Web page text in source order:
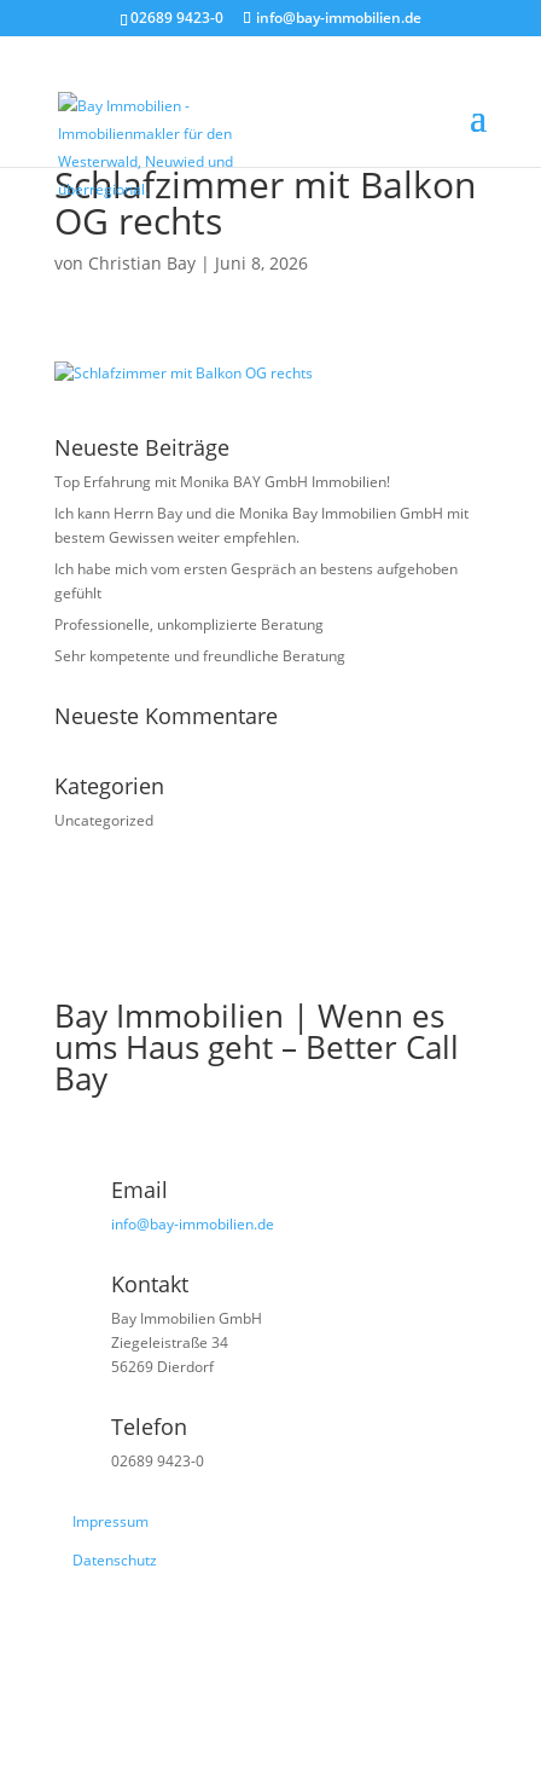
02689 9423-0 info@bay-immobilien.de
Schlafzimmer mit Balkon
OG rechts
von Christian Bay| Juni 8, 2026
Neueste Beiträge
Top Erfahrung mit Monika BAY GmbH Immobilien!
Ich kann Herrn Bay und die Monika Bay Immobilien GmbH mit
bestem Gewissen weiter empfehlen.
Ich habe mich vom ersten Gespräch an bestens aufgehoben
gefühlt
Professionelle, unkomplizierte Beratung
Sehr kompetente und freundliche Beratung
Neueste Kommentare
Kategorien
Uncategorized
Bay Immobilien | Wenn es
ums Haus geht – Better Call
Bay
Email
info@bay-immobilien.de
Kontakt
Bay Immobilien GmbH
Ziegeleistraße 34
56269 Dierdorf
Telefon
02689 9423-0
Impressum
Datenschutz